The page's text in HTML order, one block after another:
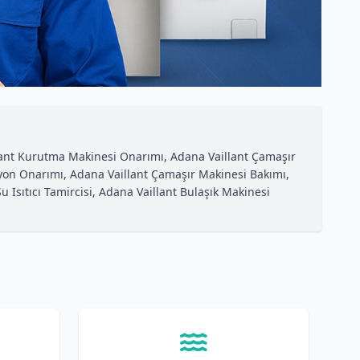
Kurutma Makinesi Onarımı, Adana Vaillant Çamaşır
Onarımı, Adana Vaillant Çamaşır Makinesi Bakımı,
Isıtıcı Tamircisi, Adana Vaillant Bulaşık Makinesi